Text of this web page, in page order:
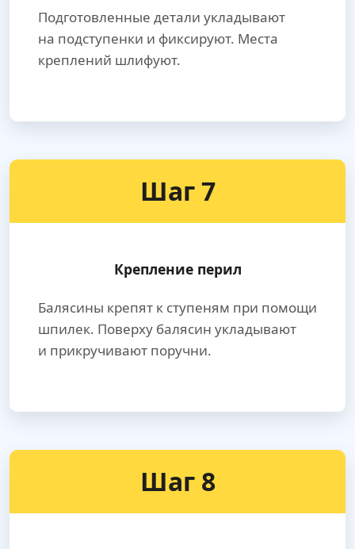
Подготовленные детали укладывают
на подступенки и фиксируют. Места
креплений шлифуют.
Шаг 7
Крепление перил
Балясины крепят к ступеням при помощи
шпилек. Поверху балясин укладывают
и прикручивают поручни.
Шаг 8